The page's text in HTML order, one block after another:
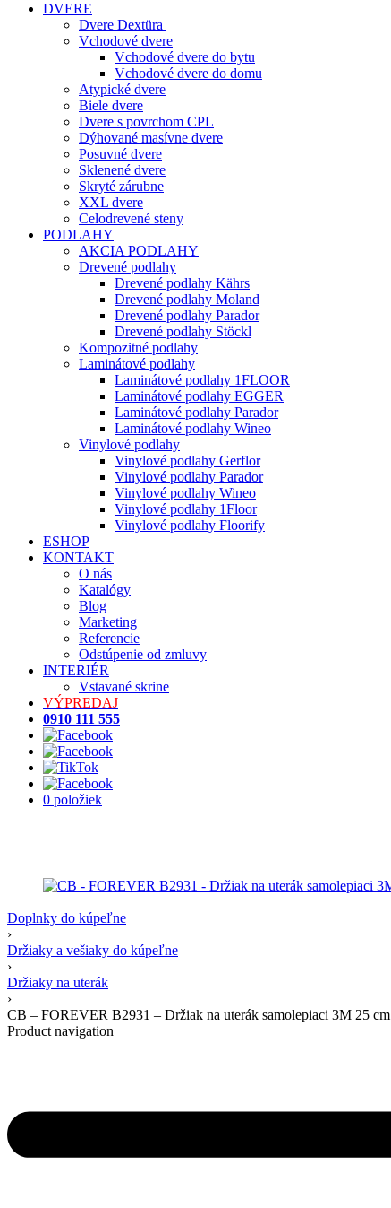
DVERE
Dvere Dextüra
Vchodové dvere
Vchodové dvere do bytu
Vchodové dvere do domu
Atypické dvere
Biele dvere
Dvere s povrchom CPL
Dýhované masívne dvere
Posuvné dvere
Sklenené dvere
Skryté zárubne
XXL dvere
Celodrevené steny
PODLAHY
AKCIA PODLAHY
Drevené podlahy
Drevené podlahy Kährs
Drevené podlahy Moland
Drevené podlahy Parador
Drevené podlahy Stöckl
Kompozitné podlahy
Laminátové podlahy
Laminátové podlahy 1FLOOR
Laminátové podlahy EGGER
Laminátové podlahy Parador
Laminátové podlahy Wineo
Vinylové podlahy
Vinylové podlahy Gerflor
Vinylové podlahy Parador
Vinylové podlahy Wineo
Vinylové podlahy 1Floor
Vinylové podlahy Floorify
ESHOP
KONTAKT
O nás
Katalógy
Blog
Marketing
Referencie
Odstúpenie od zmluvy
INTERIÉR
Vstavané skrine
VÝPREDAJ
0910 111 555
0 položiek
Doplnky do kúpeľne
›
Držiaky a vešiaky do kúpeľne
›
Držiaky na uterák
›
CB – FOREVER B2931 – Držiak na uterák samolepiaci 3M 25 cm
Product navigation